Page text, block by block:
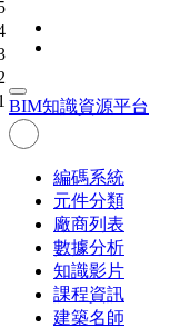
BIM知識資源平台
編碼系統
元件分類
廠商列表
數據分析
知識影片
課程資訊
建築名師